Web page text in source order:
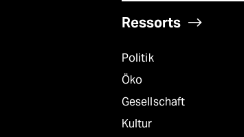
Ressorts
Politik
Öko
Gesellschaft
Kultur